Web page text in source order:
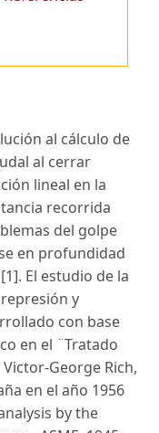
al cálculo de
al cerrar
lineal en la
recorrida
del golpe
en profundidad
El estudio de la
y
con base
en el ¨Tratado
George Rich,
en el año 1956
by the